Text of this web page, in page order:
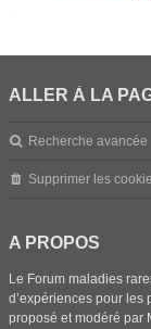
ALLER À LA
Recherche avancée
Supprimer les
A PROPOS
Le Forum maladies
d’expériences pour les
proposé et modéré par